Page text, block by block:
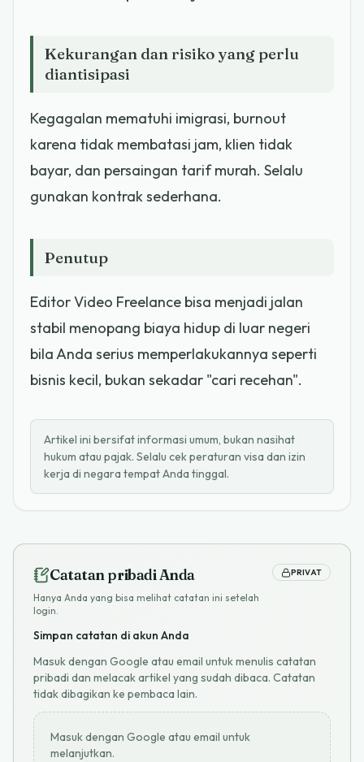
Kekurangan dan risiko yang perlu
diantisipasi
Kegagalan mematuhi imigrasi, burnout
karena tidak membatasi jam, klien tidak
bayar, dan persaingan tarif murah. Selalu
gunakan kontrak sederhana.
Penutup
Editor Video Freelance bisa menjadi jalan
stabil menopang biaya hidup di luar negeri
bila Anda serius memperlakukannya seperti
bisnis kecil, bukan sekadar "cari recehan".
Artikel ini bersifat informasi umum, bukan nasihat
hukum atau pajak. Selalu cek peraturan visa dan izin
kerja di negara tempat Anda tinggal.
Catatan pribadi Anda
Hanya Anda yang bisa melihat catatan ini setelah
login.
PRIVAT
Simpan catatan di akun Anda
Masuk dengan Google atau email untuk menulis catatan
pribadi dan melacak artikel yang sudah dibaca. Catatan
tidak dibagikan ke pembaca lain.
Masuk dengan Google atau email untuk
melanjutkan.